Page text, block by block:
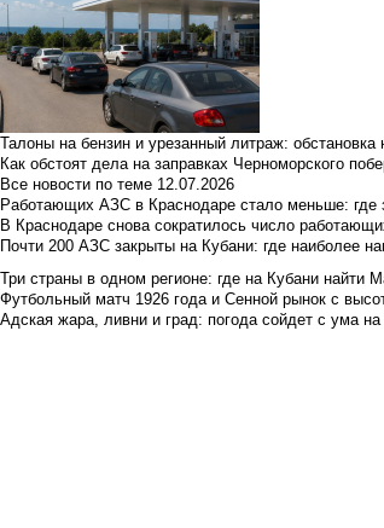
Талоны на бензин и урезанный литраж:
Как обстоят дела на заправках Черноморского
Все новости по теме 12.07.2026
Работающих АЗС в Краснодаре стало меньше: где
В Краснодаре снова сократилось число
Почти 200 АЗС закрыты на Кубани: где наиболее
Три страны в одном регионе: где на Кубани
Футбольный матч 1926 года и Сенной рынок с
Адская жара, ливни и град: погода сойдет с ума